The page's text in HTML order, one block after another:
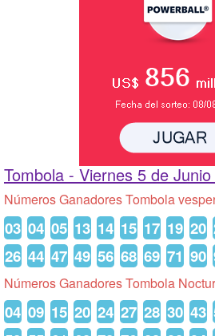
Tombola - Viernes 5 de
Números Ganadores Tombola
03 04 05 13 14 15 17 19 20
26 44 47 49 56 68 69 71 90
Números Ganadores Tombola
04 09 15 20 24 27 28 30 43